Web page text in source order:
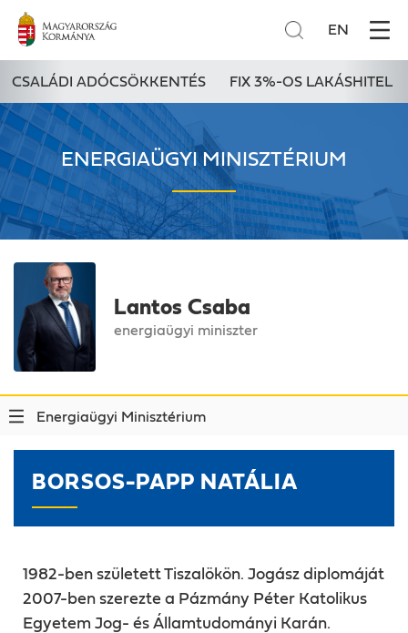
CSALÁDI ADÓCSÖKKENTÉS FIX 3%-OS LAKÁSHITEL
EN
ENERGIAÜGYI MINISZTÉRIUM
Lantos Csaba
energiaügyi miniszter
Energiaügyi Minisztérium
BORSOS-PAPP NATÁLIA
1982-ben született Tiszalökön. Jogász diplomáját
2007-ben szerezte a Pázmány Péter Katolikus
Egyetem Jog- és Államtudományi Karán.